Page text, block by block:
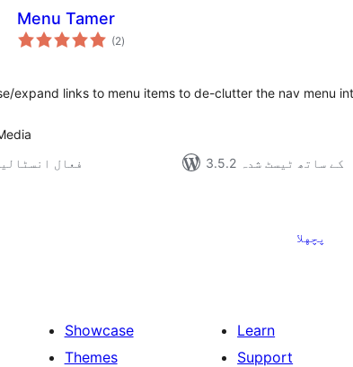
Menu Tamer
(2مجموعی
درجہ
)
expand links to menu items to de-clutter the nav menu
10+ فعال
3.5.2 کے ساتھ ٹیسٹ شدہ
پچهلا
Showcase
Themes
Learn
Support